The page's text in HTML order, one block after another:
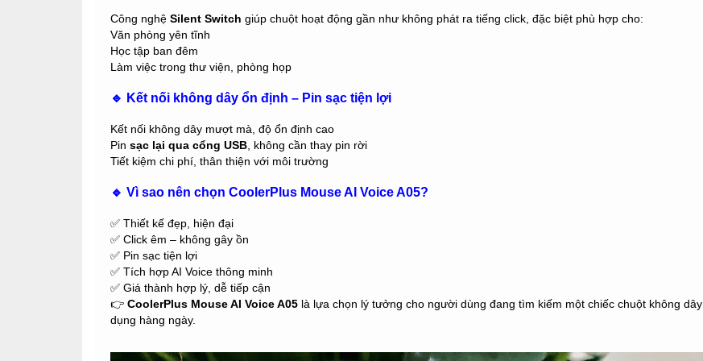
Công nghệ Silent Switch giúp chuột hoạt động gần như không phát ra tiếng click, đặc biệt phù hợp cho:
Văn phòng yên tĩnh
Học tập ban đêm
Làm việc trong thư viện, phòng họp
🔹 Kết nối không dây ổn định – Pin sạc tiện lợi
Kết nối không dây mượt mà, độ ổn định cao
Pin sạc lại qua cổng USB, không cần thay pin rời
Tiết kiệm chi phí, thân thiện với môi trường
🔹 Vì sao nên chọn CoolerPlus Mouse AI Voice A05?
✅ Thiết kế đẹp, hiện đại
✅ Click êm – không gây ồn
✅ Pin sạc tiện lợi
✅ Tích hợp AI Voice thông minh
✅ Giá thành hợp lý, dễ tiếp cận
👉 CoolerPlus Mouse AI Voice A05 là lựa chọn lý tưởng cho người dùng đang tìm kiếm một chiếc chuột không dây
dụng hàng ngày.